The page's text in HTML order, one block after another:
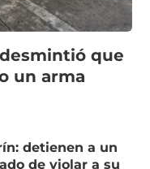
que
un arma
detienen a un
de violar a su